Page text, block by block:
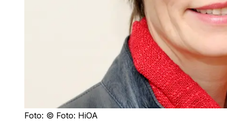
Foto: © Foto: HiOA